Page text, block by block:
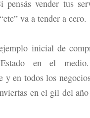
pensás vender tus
va a tender a cero.
inicial de
en el
y en todos los
en el gil del